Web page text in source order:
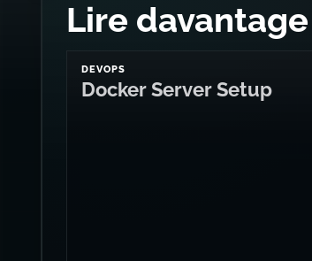
Lire
DEVOPS
Docker Server Setup